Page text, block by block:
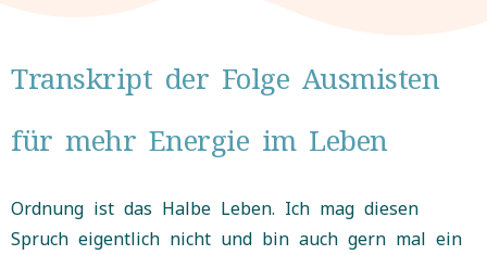
Transkript der Folge Ausmisten
für mehr Energie im Leben
Ordnung ist das Halbe Leben. Ich mag diesen
Spruch eigentlich nicht und bin auch gern mal ein